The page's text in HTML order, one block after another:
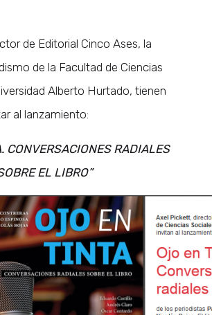
de Editorial Cinco Ases, la
de la Facultad de Ciencias
Alberto Hurtado, tienen
al lanzamiento:
CONVERSACIONES RADIALES
EL LIBRO”